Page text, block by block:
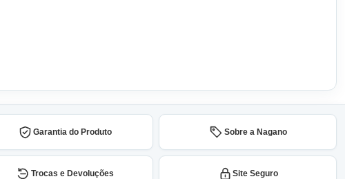
Garantia do Produto Sobre a Nagano
Trocas e Devoluções Site Seguro